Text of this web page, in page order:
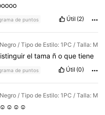
de puntos Útil (2)
/ Tipo de Estilo: 1PC / Talla: M
el tama ñ o que tiene
de puntos Útil (0)
/ Tipo de Estilo: 1PC / Talla: M